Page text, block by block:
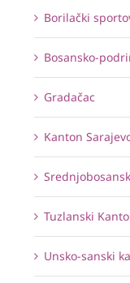
Borilački
Bosansko-
Gradačac
Kanton
Tuzlanski
Unsko-sanski